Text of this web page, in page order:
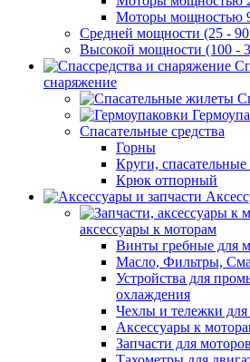
Моторы мощностью
Средней мощности (25 -
Высокой мощности (100 -
снаряжение
Спасательные средства
Горны
Круги,
Крюк отпорный
аксессуары к моторам
Винты гребные для
Масло, Фильтры,
Устройства для
охлаждения
Чехлы и тележки для
Аксессуары к
Запчасти для моторов